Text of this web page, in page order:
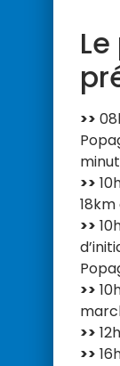
>>
>>
>>
>>
>>
>>